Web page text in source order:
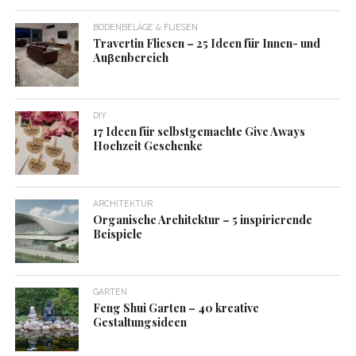
BODENBELÄGE & FLIESEN
Travertin Fliesen – 25 Ideen für Innen- und
Auβenbereich
DIY
17 Ideen für selbstgemachte Give Aways
Hochzeit Geschenke
ARCHITEKTUR
Organische Architektur – 5 inspirierende
Beispiele
GARTEN
Feng Shui Garten – 40 kreative
Gestaltungsideen